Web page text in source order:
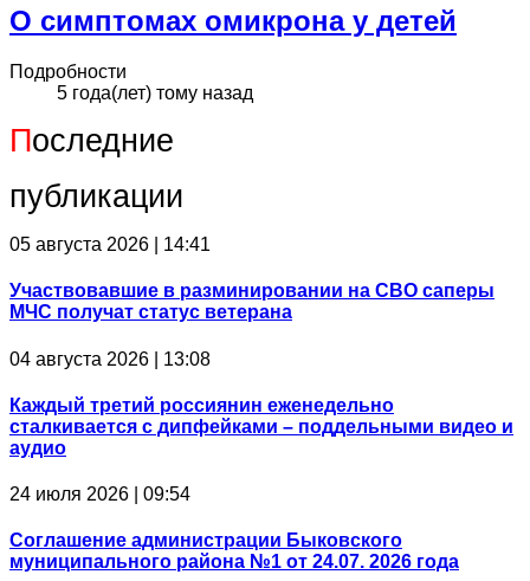
О симптомах омикрона у детей
Подробности
5 года(лет) тому назад
Последние
публикации
05 августа 2026 | 14:41
Участвовавшие в разминировании на СВО саперы
МЧС получат статус ветерана
04 августа 2026 | 13:08
Каждый третий россиянин еженедельно
сталкивается с дипфейками – поддельными видео и
аудио
24 июля 2026 | 09:54
Соглашение администрации Быковского
муниципального района №1 от 24.07. 2026 года